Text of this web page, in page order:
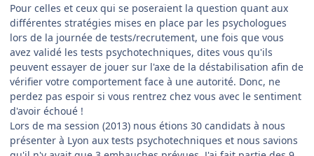
Pour celles et ceux qui se poseraient la question quant aux
différentes stratégies mises en place par les psychologues
lors de la journée de tests/recrutement, une fois que vous
avez validé les tests psychotechniques, dites vous qu'ils
peuvent essayer de jouer sur l'axe de la déstabilisation afin de
vérifier votre comportement face à une autorité. Donc, ne
perdez pas espoir si vous rentrez chez vous avec le sentiment
d'avoir échoué !
Lors de ma session (2013) nous étions 30 candidats à nous
présenter à Lyon aux tests psychotechniques et nous savions